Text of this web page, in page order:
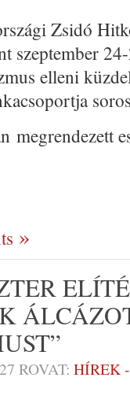
Zsidó
szeptember
elleni
megrendezett
ROVAT: HÍREK